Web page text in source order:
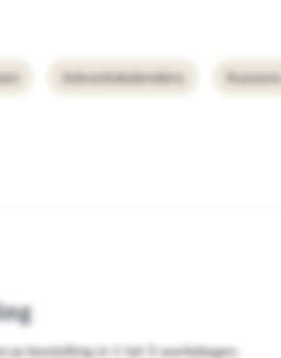
Adventskalenders Kussens
je bestelling in 1 tot 3 werkdagen.